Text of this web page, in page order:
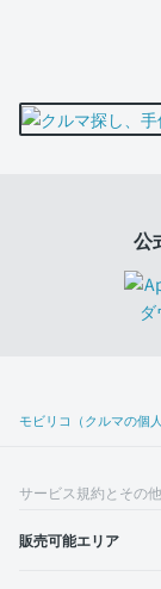
モビリコ（クルマの個人
公
サービス規約とその
販売可能エリア